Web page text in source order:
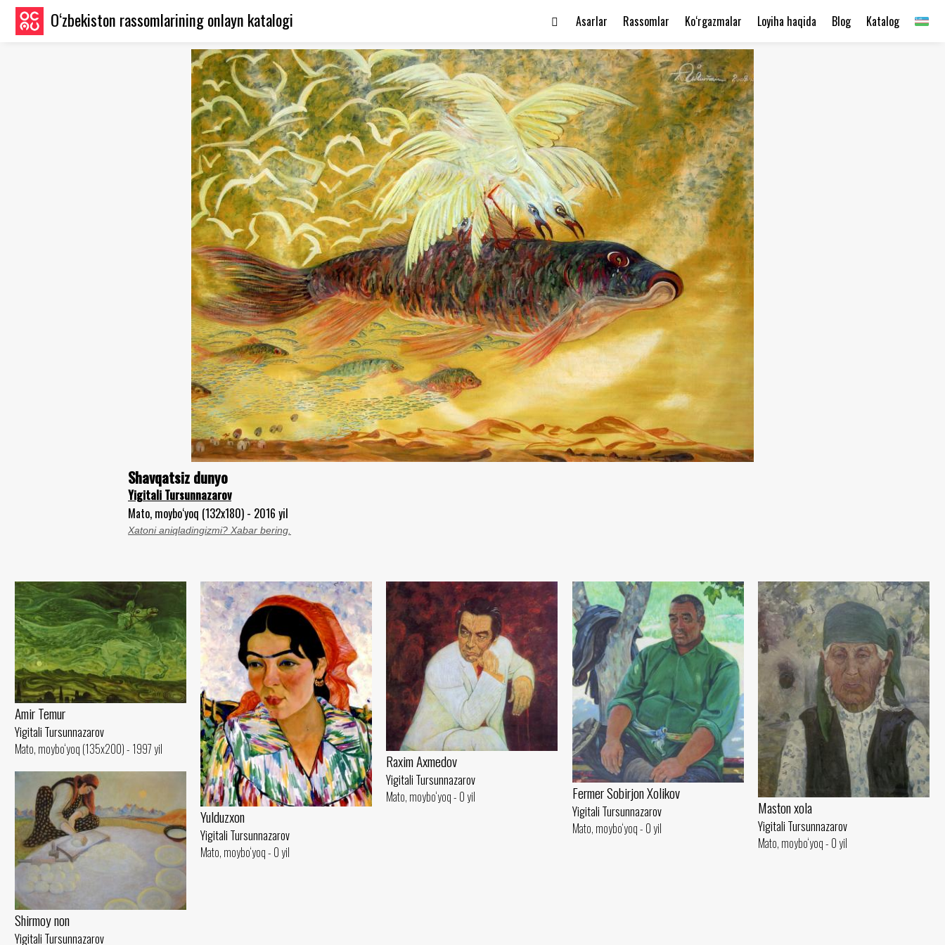
O‘zbekiston rassomlarining onlayn katalogi Katalog
Blog
Loyiha haqida
Ko‘rgazmalar
Rassomlar
Asarlar
Shavqatsiz dunyo
Yigitali Tursunnazarov
Mato, moybo‘yoq (132x180) - 2016 yil
Xatoni aniqladingizmi? Xabar bering.
Amir Temur
Yigitali Tursunnazarov
Mato, moybo‘yoq (135x200) - 1997 yil
Yulduzxon
Yigitali Tursunnazarov
Mato, moybo‘yoq - 0 yil
Raxim Axmedov
Yigitali Tursunnazarov
Mato, moybo‘yoq - 0 yil
Fermer Sobirjon Xolikov
Yigitali Tursunnazarov
Mato, moybo‘yoq - 0 yil
Maston xola
Yigitali Tursunnazarov
Mato, moybo‘yoq - 0 yil
Shirmoy non
Yigitali Tursunnazarov